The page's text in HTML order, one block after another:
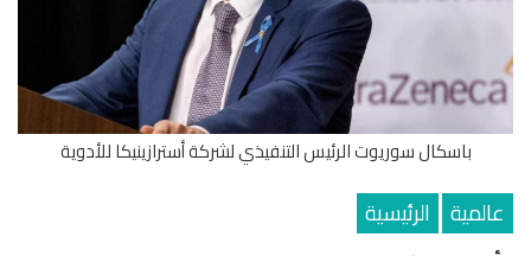
باسكال سوريوت الرئيس التنفيذي لشركة أسترازينيكا للأدوية
عالمية الرئيسية